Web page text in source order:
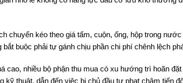
chuyển kéo theo giá tấm, cuộn, ống, hộp trong
buộc phải tự gánh chịu phần chi phí chênh lệch
cao, nhiều bộ phận thu mua có xu hướng trì hoãn
thuật, dẫn đến việc bị chủ đầu tư phạt chậm tiến